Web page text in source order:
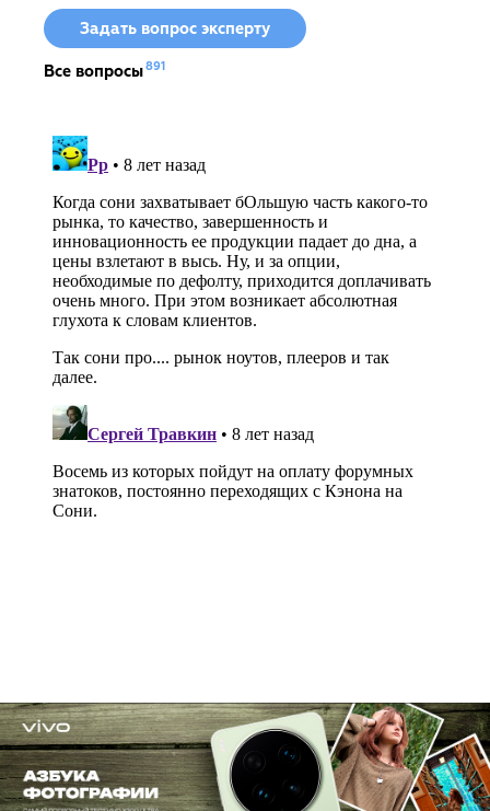
Задать вопрос эксперту
Все вопросы891